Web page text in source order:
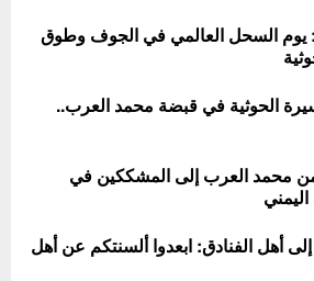
يوم السحل العالمي في الجوف وطوق
الحوثية في قبضة محمد العرب..
من محمد العرب إلى المشككين في
أهل الفنادق: ابعدوا ألسنتكم عن أهل